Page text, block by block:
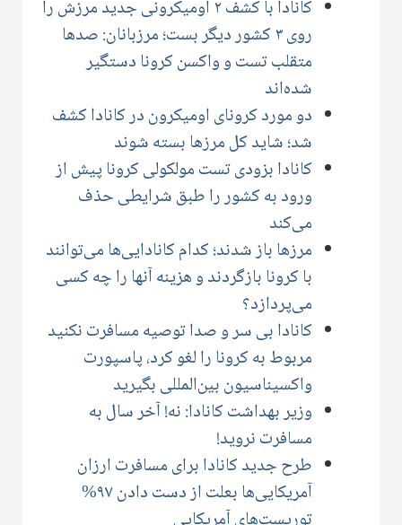
کانادا با کشف ۲ اومیکرونی جدید مرزش را
روی ۳ کشور دیگر بست؛ مرزبانان: صدها
متقلب تست و واکسن کرونا دستگیر
شده‌اند
دو مورد کرونای اومیکرون در کانادا کشف
شد؛ شاید کل مرزها بسته شوند
کانادا بزودی تست مولکولی کرونا پیش از
ورود به کشور را طبق شرایطی حذف
می‌کند
مرزها باز شدند؛ کدام کانادایی‌ها می‌توانند
با کرونا بازگردند و هزینه آنها را چه کسی
می‌پردازد؟
کانادا بی سر و صدا توصیه مسافرت نکنید
مربوط به کرونا را لغو کرد، پاسپورت
واکسیناسیون بین‌المللی بگیرید
وزیر بهداشت کانادا: نه! آخر سال به
مسافرت نروید!
طرح جدید کانادا برای مسافرت ارزان
آمریکایی‌ها بعلت از دست دادن ۹۷%